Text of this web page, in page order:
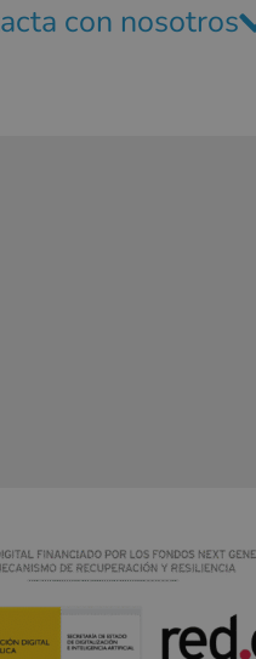
con nosotros